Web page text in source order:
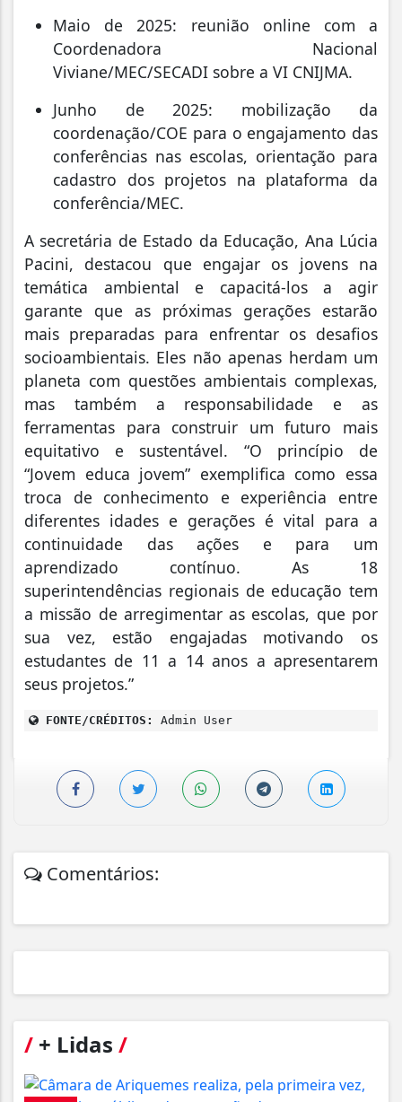
Maio de 2025: reunião online com a
Coordenadora Nacional
Viviane/MEC/SECADI sobre a VI CNIJMA.
Junho de 2025: mobilização da
coordenação/COE para o engajamento das
conferências nas escolas, orientação para
cadastro dos projetos na plataforma da
conferência/MEC.
A secretária de Estado da Educação, Ana Lúcia
Pacini, destacou que engajar os jovens na
temática ambiental e capacitá-los a agir
garante que as próximas gerações estarão
mais preparadas para enfrentar os desafios
socioambientais. Eles não apenas herdam um
planeta com questões ambientais complexas,
mas também a responsabilidade e as
ferramentas para construir um futuro mais
equitativo e sustentável. “O princípio de
“Jovem educa jovem” exemplifica como essa
troca de conhecimento e experiência entre
diferentes idades e gerações é vital para a
continuidade das ações e para um
aprendizado contínuo. As 18
superintendências regionais de educação tem
a missão de arregimentar as escolas, que por
sua vez, estão engajadas motivando os
estudantes de 11 a 14 anos a apresentarem
seus projetos.”
FONTE/CRÉDITOS: Admin User
Comentários:
/ + Lidas /